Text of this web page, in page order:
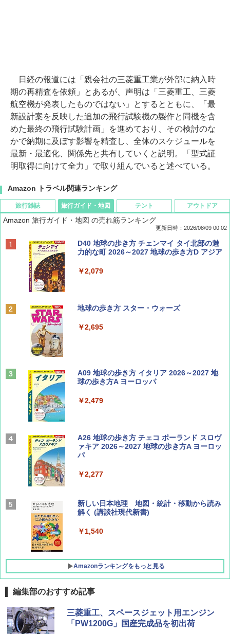
日経の報道には「親会社の三菱重工業が外部に納入時
期の再精査を依頼」とあるが、声明は「三菱重工、三菱
航空機が発表したものではない」とするとともに、「最
新設計案を反映した追加の飛行試験機の製作と同機を含
めた最終の飛行試験計画」を進めており、その検討のな
かで納期に及ぼす影響を精査し、全体のスケジュールを
最新・最適化、関係先と共有していくと説明。「型式証
明取得に向けて全力」で取り組んでいると述べている。
Amazon トラベル関連ランキング
旅行雑誌
BE-PAL(ビ-パル) 2026年 9 月号【特別付録:
SOTO ミニマル"旅"財布 ランダム2種】
￥1,500
ディズニーファン ２０２６年 ９月号 [雑
山と溪谷 2026年8月号「南アルプス大全」
Coyote No.89 特集 星野道夫 夢見る旅
￥1,540
AIRLINE（エアライン）2026年9月号【特
集】ボーイング110周年を祝して！
￥1,760
旅行ガイド・地図
Amazon 旅行ガイド・地図 の売れ筋ランキング
更新日時：2026/08/09 00:02
D40 地球の歩き方 チェンマイ タイ北部の魅
力的な町 2026～2027 地球の歩き方D アジア
￥2,079
地球の歩き方 スター・ウォーズ
￥2,695
A09 地球の歩き方 イタリア 2026～2027 地
球の歩き方A ヨーロッパ
￥2,479
A26 地球の歩き方 チェコ ポーランド スロヴ
ァキア 2026～2027 地球の歩き方A ヨーロッ
パ
￥2,277
新しい日本地理 地図・統計・移動から読み
解く (講談社現代新書)
￥1,540
Amazonランキングをもっと見る
テント
[キャンパーズコレクション 山善] ポップアッ
プテント 傘みたいに広げて畳める パッとサ
ッとサンシェード キューブ フルクローズ メ
アウトドア
DEWEL パラソル 大型 ビーチ アウトドアパ
ラソル ガーデン サイトシート付 折りたたみ
防水 UVカット 4段階高さ調整 軽量 収納袋付
編集部のおすすめ記事
三菱重工、スペースジェット用エンジン
「PW1200G」国産完成品を初出荷